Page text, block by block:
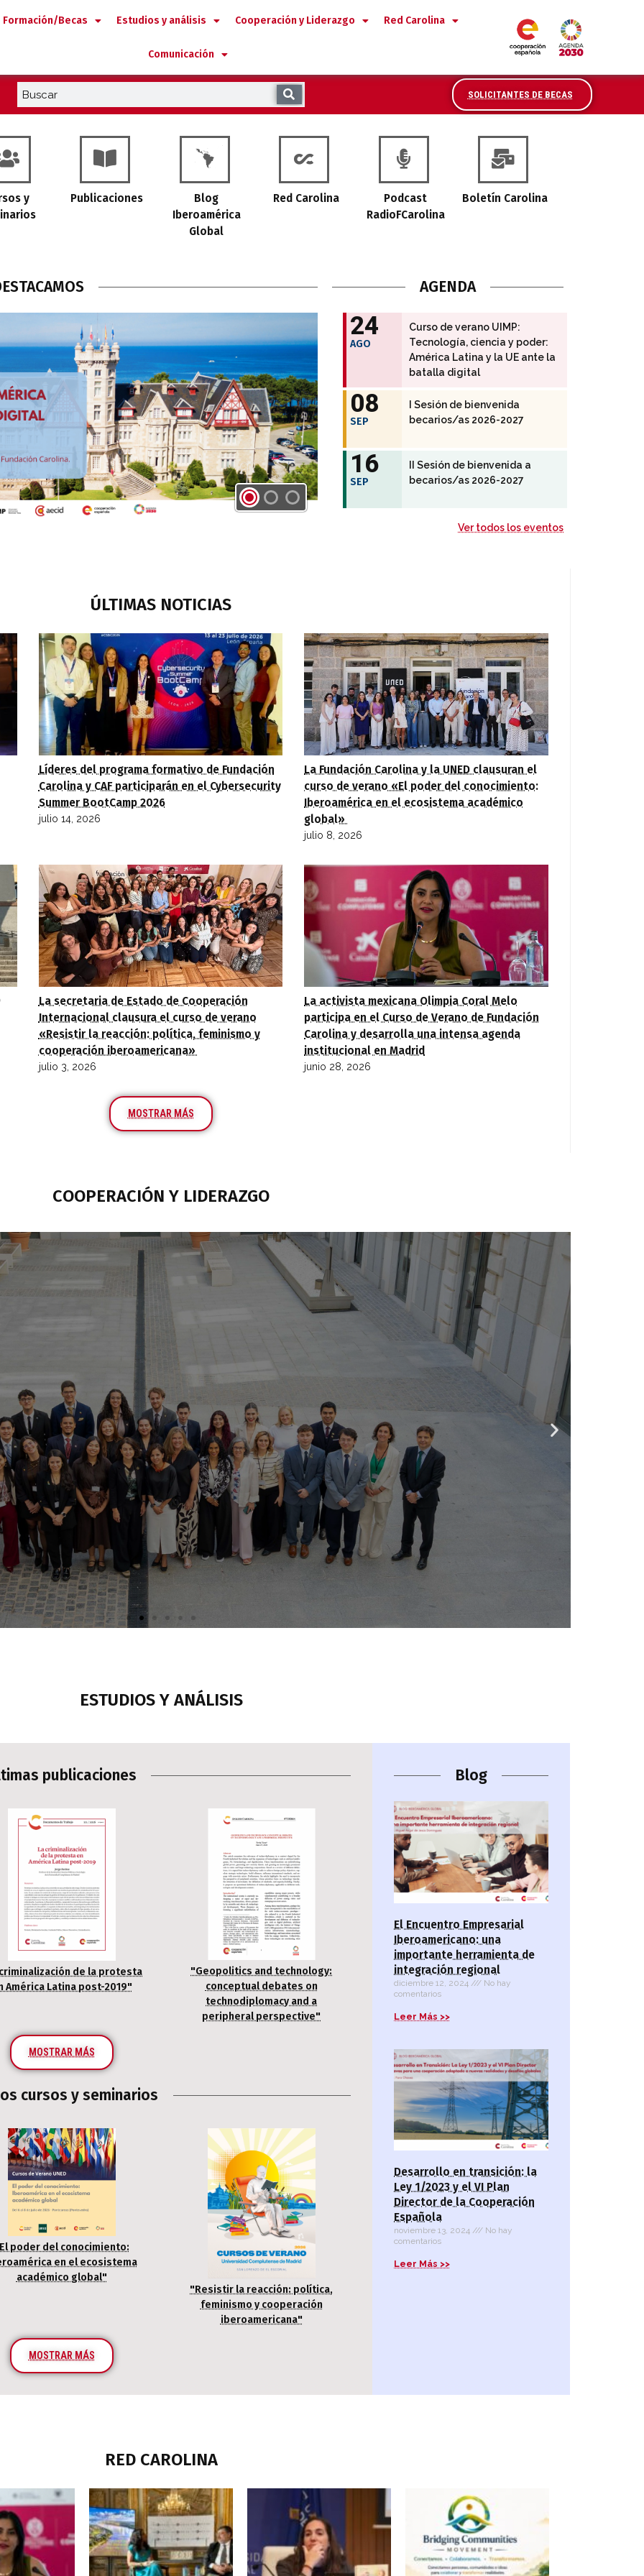
Formación/Becas Estudios y análisis Cooperación y Liderazgo Red Carolina
Comunicación
SOLICITANTES DE BECAS
y
Publicaciones
Blog
Iberoamérica
Global
Red Carolina
Podcast
RadioFCarolina
Boletín Carolina
AGENDA
24
AGO
Curso de verano UIMP:
Tecnología, ciencia y poder:
América Latina y la UE ante la
batalla digital
08
SEP
I Sesión de bienvenida
becarios/as 2026-2027
16
SEP
II Sesión de bienvenida a
becarios/as 2026-2027
Ver todos los eventos
ÚLTIMAS NOTICIAS
Líderes del programa formativo de Fundación
Carolina y CAF participarán en el Cybersecurity
Summer BootCamp 2026
julio 14, 2026
La Fundación Carolina y la UNED clausuran el
curso de verano «El poder del conocimiento:
Iberoamérica en el ecosistema académico
global»
julio 8, 2026
La secretaria de Estado de Cooperación
Internacional clausura el curso de verano
«Resistir la reacción: política, feminismo y
cooperación iberoamericana»
julio 3, 2026
La activista mexicana Olimpia Coral Melo
participa en el Curso de Verano de Fundación
Carolina y desarrolla una intensa agenda
institucional en Madrid
junio 28, 2026
MOSTRAR MÁS
COOPERACIÓN Y LIDERAZGO​
formativo sobre valores e
democráticas para líderes
América Latina y el Caribe
Fundación Carolina y CAF –banco de desarrollo de América Latina y el
ha sido concebido como un itinerario progresivo orientado al
institucional y al impulso de liderazgos públicos en la región.
VER MÁS
ESTUDIOS Y ANÁLISIS​
publicaciones
de la protesta
América Latina post-2019"
"Geopolitics and technology:
conceptual debates on
technodiplomacy and a
peripheral perspective"
MOSTRAR MÁS
cursos y seminarios
poder del conocimiento:
en el ecosistema
académico global"
"Resistir la reacción: política,
feminismo y cooperación
iberoamericana"
MOSTRAR MÁS
Blog
El Encuentro Empresarial
Iberoamericano: una
importante herramienta de
integración regional
diciembre 12, 2024
No hay
comentarios
Leer Más >>
Desarrollo en transición: la
Ley 1/2023 y el VI Plan
Director de la Cooperación
Española
noviembre 13, 2024
No hay
comentarios
Leer Más >>
RED CAROLINA